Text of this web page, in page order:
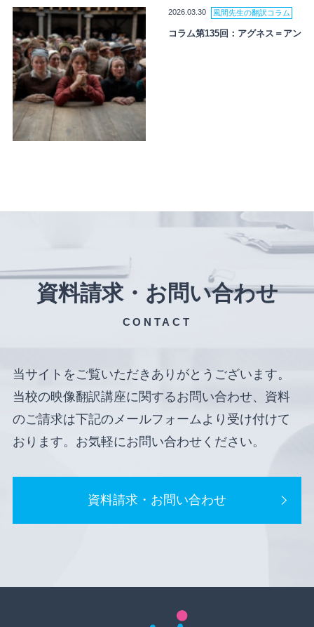
2026.03.30 風間先生の翻訳コラム
コラム第135回：アグネス＝アン
資料請求・お問い合わせ
CONTACT
当サイトをご覧いただきありがとうございます。
当校の映像翻訳講座に関するお問い合わせ、資料
のご請求は下記のメールフォームより受け付けて
おります。お気軽にお問い合わせください。
資料請求・お問い合わせ